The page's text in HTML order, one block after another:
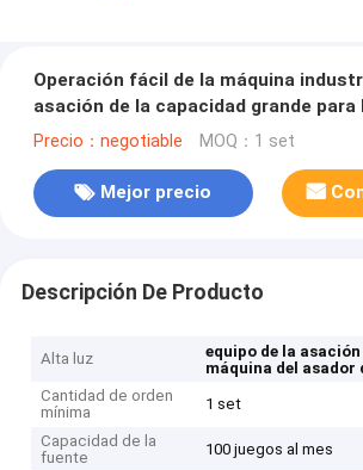
Operación fácil de la máquina
asación de la capacidad grande
la planta
Precio：negotiable MOQ：1 set
Mejor precio
Descripción De Producto
Alta luz equipo de la
máquina del asador
Cantidad de orden
mínima
1 set
Capacidad de la
fuente
100 juegos al mes